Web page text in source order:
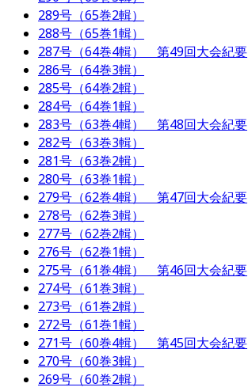
289号（65巻2輯）
288号（65巻1輯）
287号（64巻4輯） 第49回大会紀要
286号（64巻3輯）
285号（64巻2輯）
284号（64巻1輯）
283号（63巻4輯） 第48回大会紀要
282号（63巻3輯）
281号（63巻2輯）
280号（63巻1輯）
279号（62巻4輯） 第47回大会紀要
278号（62巻3輯）
277号（62巻2輯）
276号（62巻1輯）
275号（61巻4輯） 第46回大会紀要
274号（61巻3輯）
273号（61巻2輯）
272号（61巻1輯）
271号（60巻4輯） 第45回大会紀要
270号（60巻3輯）
269号（60巻2輯）